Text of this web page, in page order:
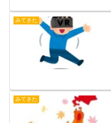
みてきた
みてきた